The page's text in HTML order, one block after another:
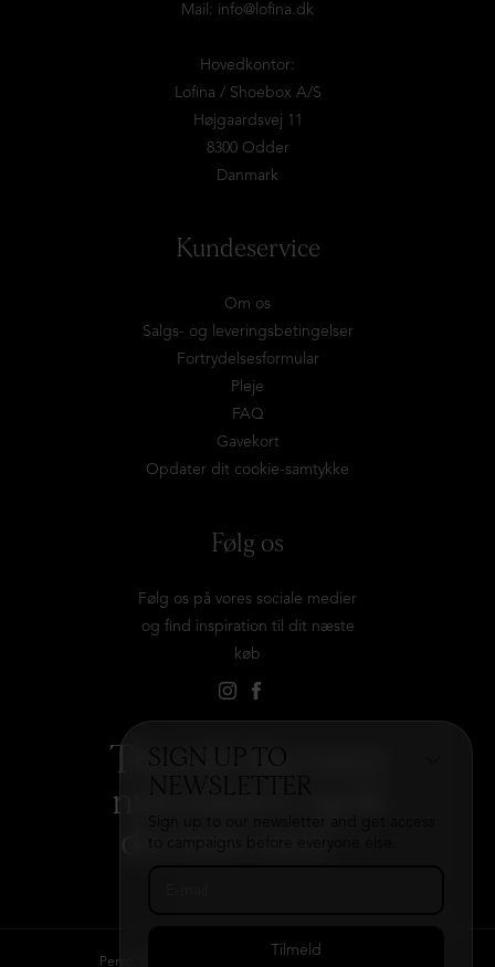
SIGN UP TO
Mail: info@lofina.dk
Hovedkontor:
Lofina / Shoebox A/S
Højgaardsvej 11
8300 Odder
Danmark
Kundeservice
Om os
Salgs- og leveringsbetingelser
Fortrydelsesformular
Pleje
FAQ
Gavekort
Opdater dit cookie-samtykke
Følg os
Følg os på vores sociale medier
og find inspiration til dit næste
køb
Tilmeld dig vores
nyhedsbrev og få
Persondatapolitik